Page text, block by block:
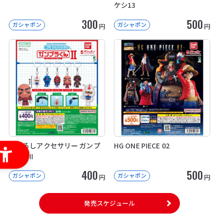
ガシャポン 300 円
ケシ13
ガシャポン 500 円
めじるしアクセサリー ガンプ
ラくんⅡ
ガシャポン 400 円
HG ONE PIECE 02
ガシャポン 500 円
発売スケジュール